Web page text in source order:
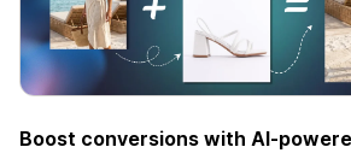
Boost conversions with AI-